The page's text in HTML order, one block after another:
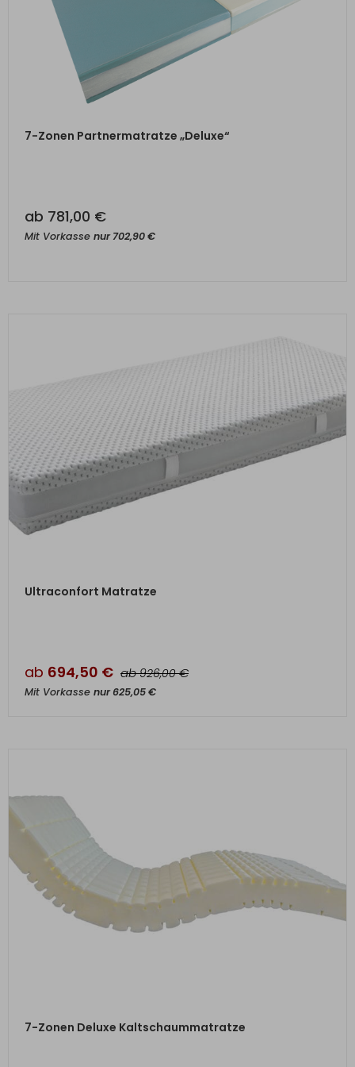
7-Zonen Partnermatratze „Deluxe“
ab 781,00 €
Mit Vorkasse nur702,90€
Ultraconfort Matratze
ab 694,50 € ab 926,00€
Mit Vorkasse nur625,05€
7-Zonen Deluxe Kaltschaummatratze